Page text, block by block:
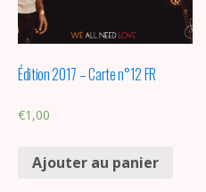
Édition 2017 – Carte n°12 FR
€1,00
Ajouter au panier